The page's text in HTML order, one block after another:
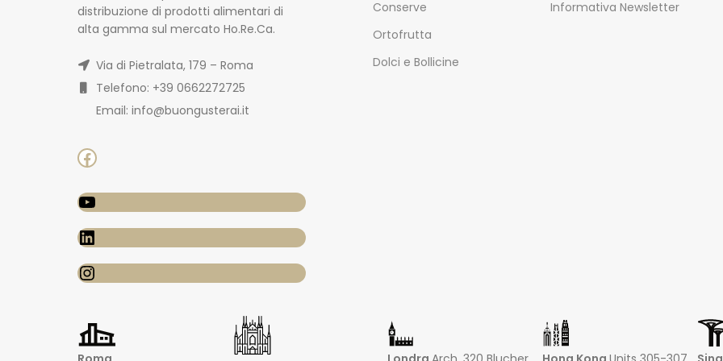
distribuzione di prodotti alimentari di
alta gamma sul mercato Ho.Re.Ca.
Via di Pietralata, 179 – Roma
Telefono: +39 0662272725
Email: info@buongusterai.it
Conserve
Ortofrutta
Dolci e Bollicine
Informativa Newsletter